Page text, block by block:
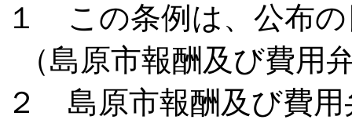
１ この条例は、公布
（島原市報酬及び費用
２ 島原市報酬及び費用